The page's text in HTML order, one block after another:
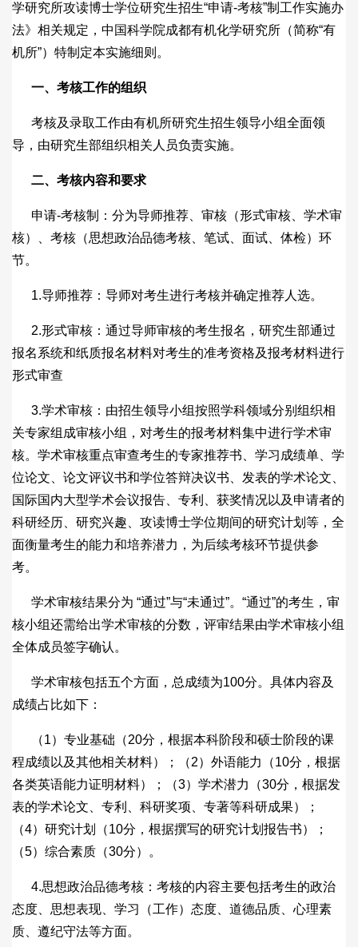
学研究所攻读博士学位研究生招生“申请-考核”制工作实施办
法》相关规定，中国科学院成都有机化学研究所（简称“有
机所”）特制定本实施细则。
一、考核工作的组织
考核及录取工作由有机所研究生招生领导小组全面领
导，由研究生部组织相关人员负责实施。
二、考核内容和要求
申请-考核制：分为导师推荐、审核（形式审核、学术审
核）、考核（思想政治品德考核、笔试、面试、体检）环
节。
1.导师推荐：导师对考生进行考核并确定推荐人选。
2.形式审核：通过导师审核的考生报名，研究生部通过
报名系统和纸质报名材料对考生的准考资格及报考材料进行
形式审查
3.学术审核：由招生领导小组按照学科领域分别组织相
关专家组成审核小组，对考生的报考材料集中进行学术审
核。学术审核重点审查考生的专家推荐书、学习成绩单、学
位论文、论文评议书和学位答辩决议书、发表的学术论文、
国际国内大型学术会议报告、专利、获奖情况以及申请者的
科研经历、研究兴趣、攻读博士学位期间的研究计划等，全
面衡量考生的能力和培养潜力，为后续考核环节提供参
考。
学术审核结果分为 “通过”与“未通过”。“通过”的考生，审
核小组还需给出学术审核的分数，评审结果由学术审核小组
全体成员签字确认。
学术审核包括五个方面，总成绩为100分。具体内容及
成绩占比如下：
（1）专业基础（20分，根据本科阶段和硕士阶段的课
程成绩以及其他相关材料）；（2）外语能力（10分，根据
各类英语能力证明材料）；（3）学术潜力（30分，根据发
表的学术论文、专利、科研奖项、专著等科研成果）；
（4）研究计划（10分，根据撰写的研究计划报告书）；
（5）综合素质（30分）。
4.思想政治品德考核：考核的内容主要包括考生的政治
态度、思想表现、学习（工作）态度、道德品质、心理素
质、遵纪守法等方面。